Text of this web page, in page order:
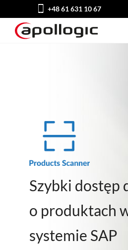
+48 61 631 10 67
Szybki dostęp
o produktach
systemie SAP